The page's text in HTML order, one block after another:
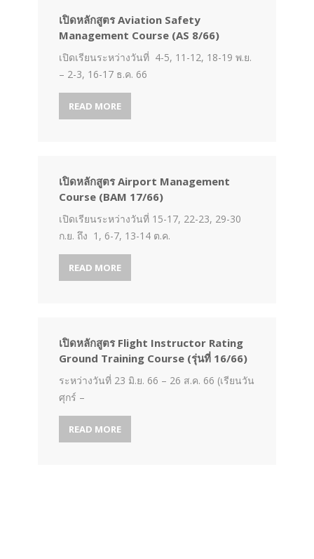
เปิดหลักสูตร Aviation Safety
Management Course (AS 8/66)
เปิดเรียนระหว่างวันที่ 4-5, 11-12, 18-19 พ.ย.
– 2-3, 16-17 ธ.ค. 66
READ MORE
เปิดหลักสูตร Airport Management
Course (BAM 17/66)
เปิดเรียนระหว่างวันที่ 15-17, 22-23, 29-30
ก.ย. ถึง 1, 6-7, 13-14 ต.ค.
READ MORE
เปิดหลักสูตร Flight Instructor Rating
Ground Training Course (รุ่นที่ 16/66)
ระหว่างวันที่ 23 มิ.ย. 66 – 26 ส.ค. 66 (เรียนวัน
ศุกร์ –
READ MORE